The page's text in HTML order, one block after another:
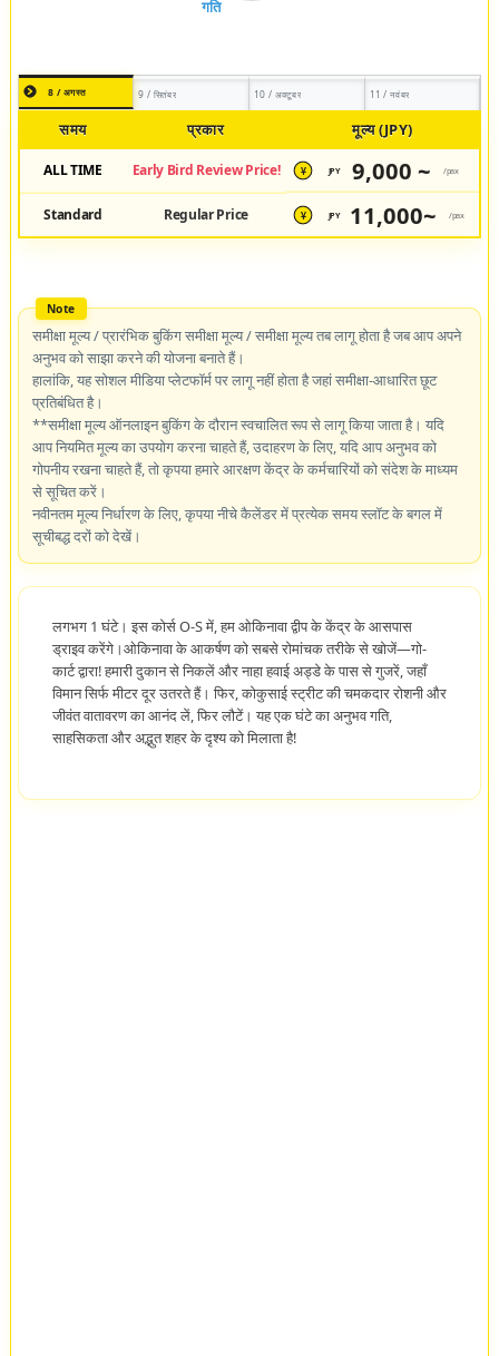
8 / अगस्त 9 / सितंबर 10 / अक्टूबर 11 / नवंबर
समय प्रकार मूल्य (JPY)
ALL TIME Early Bird Review Price! ¥ JPY 9,000 ~ /pax
Standard Regular Price ¥ JPY 11,000~ /pax
समीक्षा मूल्य / प्रारंभिक बुकिंग समीक्षा मूल्य / समीक्षा मूल्य तब लागू होता है जब आप अपने
अनुभव को साझा करने की योजना बनाते हैं।
हालांकि, यह सोशल मीडिया प्लेटफॉर्म पर लागू नहीं होता है जहां समीक्षा-आधारित छूट
प्रतिबंधित है।
**समीक्षा मूल्य ऑनलाइन बुकिंग के दौरान स्वचालित रूप से लागू किया जाता है। यदि
आप नियमित मूल्य का उपयोग करना चाहते हैं, उदाहरण के लिए, यदि आप अनुभव को
गोपनीय रखना चाहते हैं, तो कृपया हमारे आरक्षण केंद्र के कर्मचारियों को संदेश के माध्यम
से सूचित करें।
नवीनतम मूल्य निर्धारण के लिए, कृपया नीचे कैलेंडर में प्रत्येक समय स्लॉट के बगल में
सूचीबद्ध दरों को देखें।
लगभग 1 घंटे। इस कोर्स O-S में, हम ओकिनावा द्वीप के केंद्र के आसपास
ड्राइव करेंगे।ओकिनावा के आकर्षण को सबसे रोमांचक तरीके से खोजें—गो-
कार्ट द्वारा! हमारी दुकान से निकलें और नाहा हवाई अड्डे के पास से गुजरें, जहाँ
विमान सिर्फ मीटर दूर उतरते हैं। फिर, कोकुसाई स्ट्रीट की चमकदार रोशनी और
जीवंत वातावरण का आनंद लें, फिर लौटें। यह एक घंटे का अनुभव गति,
साहसिकता और अद्भुत शहर के दृश्य को मिलाता है!